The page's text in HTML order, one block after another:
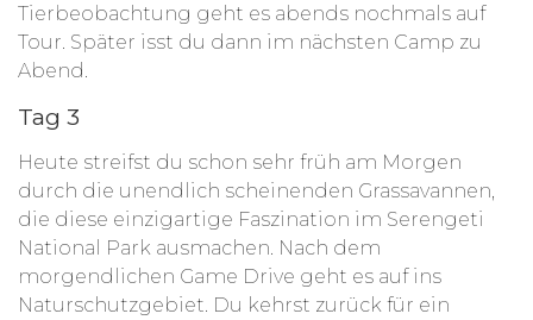
Tierbeobachtung geht es abends nochmals auf
Tour. Später isst du dann im nächsten Camp zu
Abend.
Tag 3
Heute streifst du schon sehr früh am Morgen
durch die unendlich scheinenden Grassavannen,
die diese einzigartige Faszination im Serengeti
National Park ausmachen. Nach dem
morgendlichen Game Drive geht es auf ins
Naturschutzgebiet. Du kehrst zurück für ein